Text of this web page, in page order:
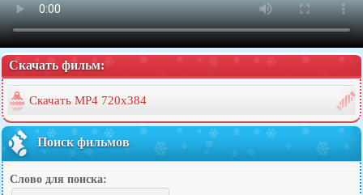
Скачать фильм:
Скачать MP4 720x384
Поиск фильмов
Слово для поиска: